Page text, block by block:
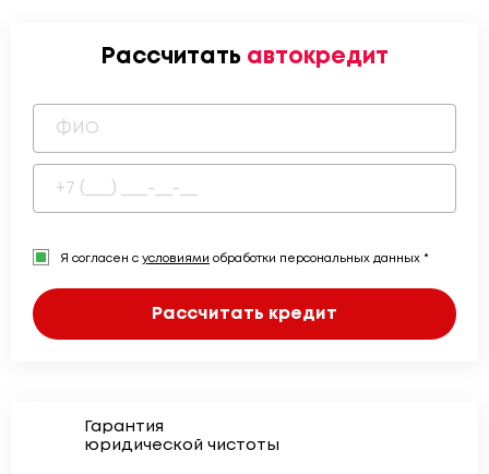
Рассчитать автокредит
Я согласен с условиями обработки персональных данных *
Рассчитать кредит
Гарантия
юридической чистоты